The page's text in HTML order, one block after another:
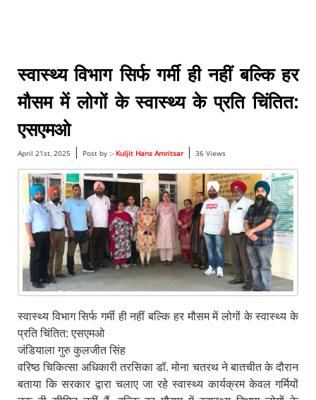
स्वास्थ्य विभाग सिर्फ गर्मी ही नहीं बल्कि हर
मौसम में लोगों के स्वास्थ्य के प्रति चिंतित:
एसएमओ
April 21st, 2025 | Post by :- Kuljit Hans Amritsar| 36 Views
स्वास्थ्य विभाग सिर्फ गर्मी ही नहीं बल्कि हर मौसम में लोगों के स्वास्थ्य के
प्रति चिंतित: एसएमओ
जंडियाला गुरु कुलजीत सिंह
वरिष्ठ चिकित्सा अधिकारी तरसिका डॉ. मोना चतरथ ने बातचीत के दौरान
बताया कि सरकार द्वारा चलाए जा रहे स्वास्थ्य कार्यक्रम केवल गर्मियों